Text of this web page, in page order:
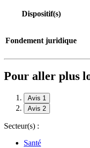
Dispositif(s)
Fondement juridique
Pour aller plus
Avis 1
Avis 2
Secteur(s) :
Santé